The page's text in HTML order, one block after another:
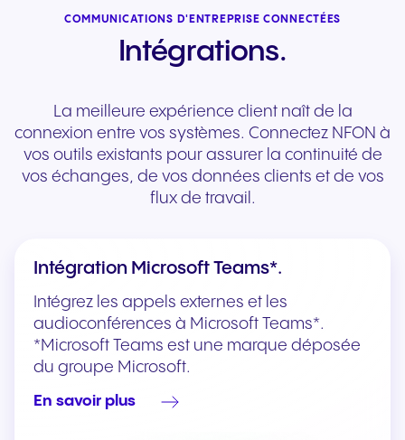
COMMUNICATIONS D'ENTREPRISE CONNECTÉES
Intégrations.
La meilleure expérience client naît de la
connexion entre vos systèmes. Connectez NFON à
vos outils existants pour assurer la continuité de
vos échanges, de vos données clients et de vos
flux de travail.
Intégration Microsoft Teams*.
Intégrez les appels externes et les
audioconférences à Microsoft Teams*.
*Microsoft Teams est une marque déposée
du groupe Microsoft.
En savoir plus